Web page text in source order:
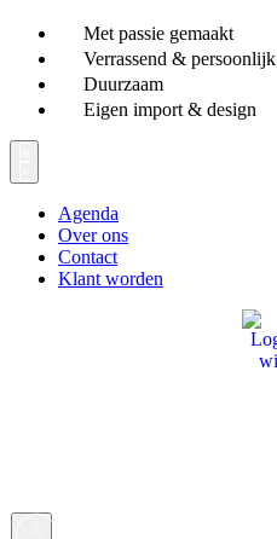
inhoud
Met passie gemaakt
Verrassend & persoonlijk
Duurzaam
Eigen import & design
Agenda
Over ons
Contact
Klant worden